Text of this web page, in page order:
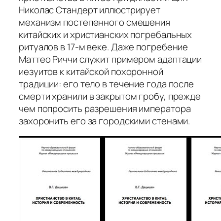
Николас Стандерт иллюстрирует
механизм постепенного смешения
китайских и христианских погребальных
ритуалов в 17-м веке. Даже погребение
Маттео Риччи служит примером адаптации
иезуитов к китайской похоронной
традиции: его тело в течение года после
смерти хранили в закрытом гробу, прежде
чем попросить разрешения императора
захоронить его за городскими стенами.